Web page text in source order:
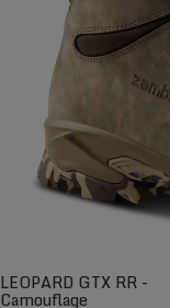
LEOPARD GTX RR -
Camouflage